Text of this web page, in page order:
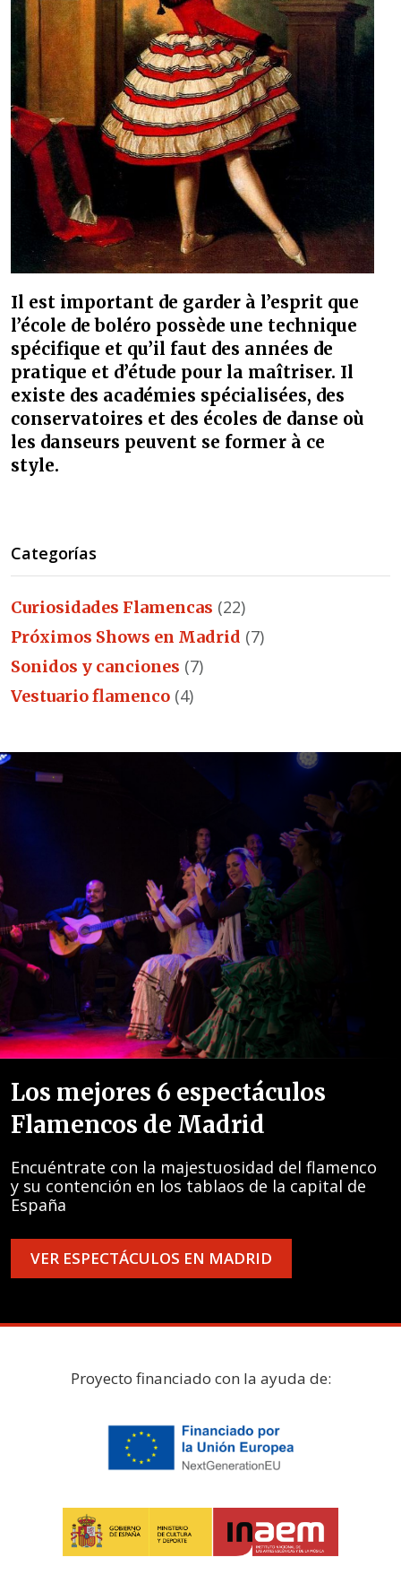
Il est important de garder à l’esprit que
l’école de boléro possède une technique
spécifique et qu’il faut des années de
pratique et d’étude pour la maîtriser. Il
existe des académies spécialisées, des
conservatoires et des écoles de danse où
les danseurs peuvent se former à ce
style.
Categorías
Curiosidades Flamencas (22)
Próximos Shows en Madrid (7)
Sonidos y canciones (7)
Vestuario flamenco (4)
Los mejores 6 espectáculos
Flamencos de Madrid
Encuéntrate con la majestuosidad del flamenco
y su contención en los tablaos de la capital de
España
VER ESPECTÁCULOS EN MADRID
Proyecto financiado con la ayuda de: